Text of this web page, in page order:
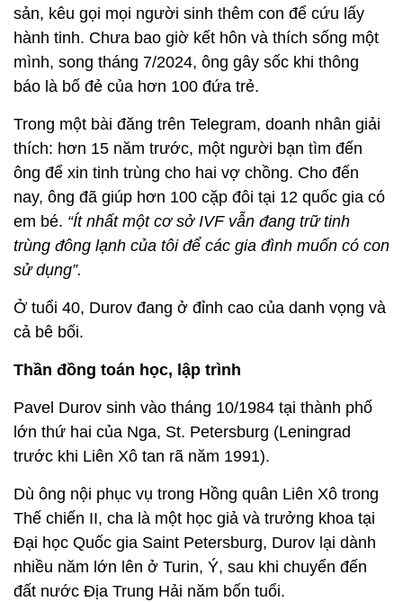
sản, kêu gọi mọi người sinh thêm con để cứu lấy
hành tinh. Chưa bao giờ kết hôn và thích sống một
mình, song tháng 7/2024, ông gây sốc khi thông
báo là bố đẻ của hơn 100 đứa trẻ.
Trong một bài đăng trên Telegram, doanh nhân giải
thích: hơn 15 năm trước, một người bạn tìm đến
ông để xin tinh trùng cho hai vợ chồng. Cho đến
nay, ông đã giúp hơn 100 cặp đôi tại 12 quốc gia có
em bé. “Ít nhất một cơ sở IVF vẫn đang trữ tinh
trùng đông lạnh của tôi để các gia đình muốn có con
sử dụng”.
Ở tuổi 40, Durov đang ở đỉnh cao của danh vọng và
cả bê bối.
Thần đồng toán học, lập trình
Pavel Durov sinh vào tháng 10/1984 tại thành phố
lớn thứ hai của Nga, St. Petersburg (Leningrad
trước khi Liên Xô tan rã năm 1991).
Dù ông nội phục vụ trong Hồng quân Liên Xô trong
Thế chiến II, cha là một học giả và trưởng khoa tại
Đại học Quốc gia Saint Petersburg, Durov lại dành
nhiều năm lớn lên ở Turin, Ý, sau khi chuyển đến
đất nước Địa Trung Hải năm bốn tuổi.